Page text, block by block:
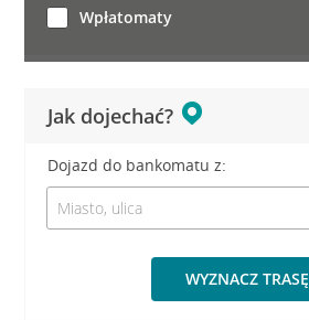
Jak dojechać?
Dojazd do bankomatu z:
WYZNACZ TRASĘ
Wpłatomaty